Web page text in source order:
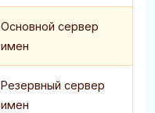
Основной сервер
имен
Резервный сервер
имен